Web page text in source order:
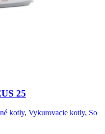
25
kotly, Vykurovacie kotly, So